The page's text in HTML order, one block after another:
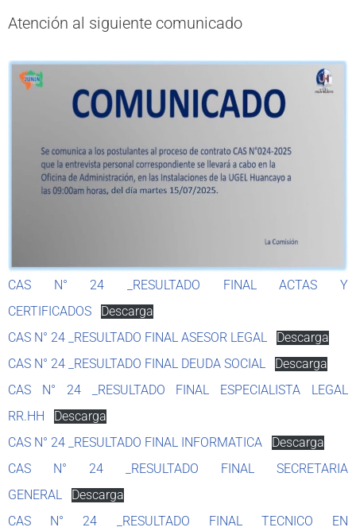
Atención al siguiente comunicado
CAS N° 24 _RESULTADO FINAL ACTAS Y
CERTIFICADOS
Descarga
CAS N° 24 _RESULTADO FINAL ASESOR LEGAL
Descarga
CAS N° 24 _RESULTADO FINAL DEUDA SOCIAL
Descarga
CAS N° 24 _RESULTADO FINAL ESPECIALISTA LEGAL
RR.HH
Descarga
CAS N° 24 _RESULTADO FINAL INFORMATICA
Descarga
CAS N° 24 _RESULTADO FINAL SECRETARIA
GENERAL
Descarga
CAS N° 24 _RESULTADO FINAL TECNICO EN